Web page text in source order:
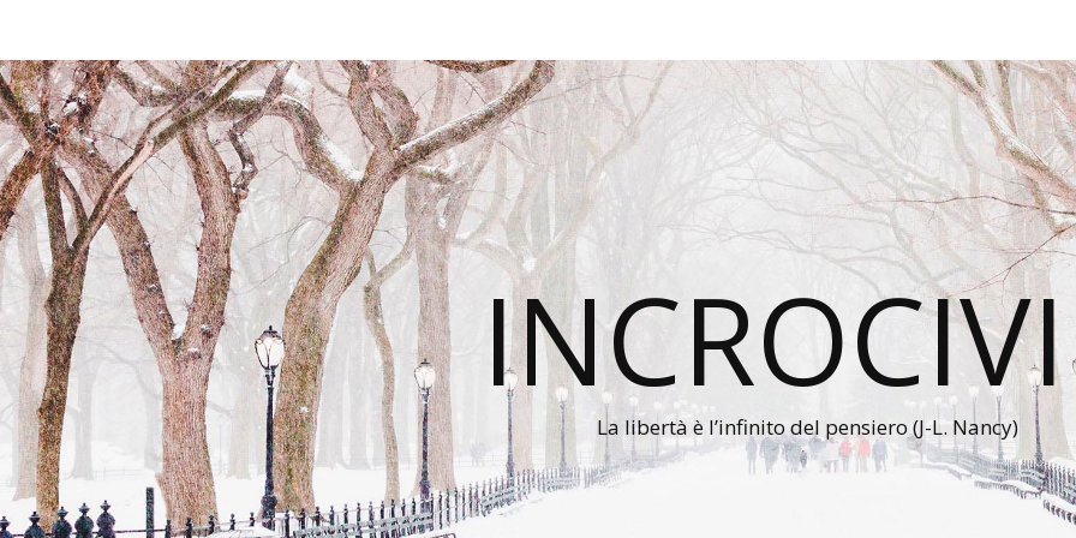
La libertà è l’infinito del pensiero (J-L. Nancy)